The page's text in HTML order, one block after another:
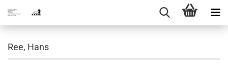
Ree, Hans